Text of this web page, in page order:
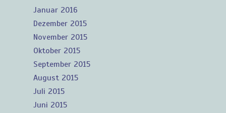
Januar 2016
Dezember 2015
November 2015
Oktober 2015
September 2015
August 2015
Juli 2015
Juni 2015